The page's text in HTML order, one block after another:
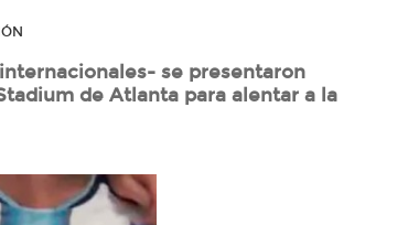
se presentaron
de Atlanta para alentar a la